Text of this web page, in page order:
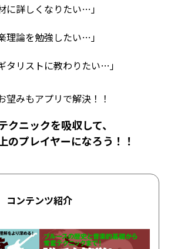
に詳しくなりたい…」
理論を勉強したい…」
タリストに教わりたい…」
望みもアプリで解決！！
クニックを吸収して、
のプレイヤーになろう！！
コンテンツ紹介